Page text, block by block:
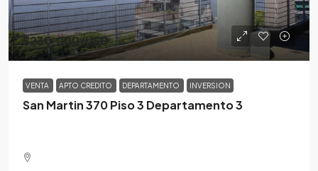
$230,000/USD
VENTA APTO CREDITO DEPARTAMENTO INVERSION
San Martin 370 Piso 3 Departamento 3